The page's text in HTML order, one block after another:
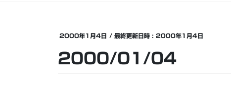
2000年1月4日 / 最終更新日時 : 2000年1月4日
2000/01/04